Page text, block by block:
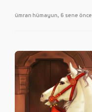
ümran hümayun, 6 sene önce